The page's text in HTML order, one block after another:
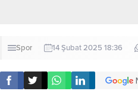
Spor 14 Şubat 2025 18:36